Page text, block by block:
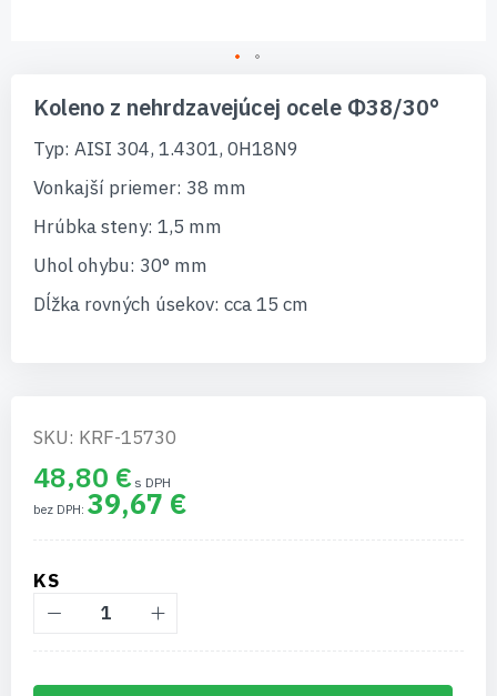
začiatok
galérie
obrázkov
Koleno z nehrdzavejúcej ocele Φ38/30°
Typ: AISI 304, 1.4301, 0H18N9
Vonkajší priemer: 38 mm
Hrúbka steny: 1,5 mm
Uhol ohybu: 30° mm
Dĺžka rovných úsekov: cca 15 cm
SKU: KRF-15730
48,80 €
39,67 €
KS